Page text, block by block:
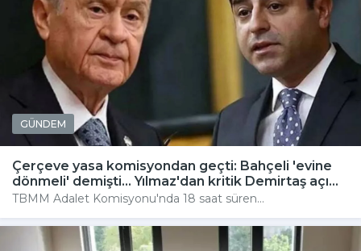
GÜNDEM
Çerçeve yasa komisyondan geçti: Bahçeli 'evine
dönmeli' demişti... Yılmaz'dan kritik Demirtaş açı...
TBMM Adalet Komisyonu'nda 18 saat süren...